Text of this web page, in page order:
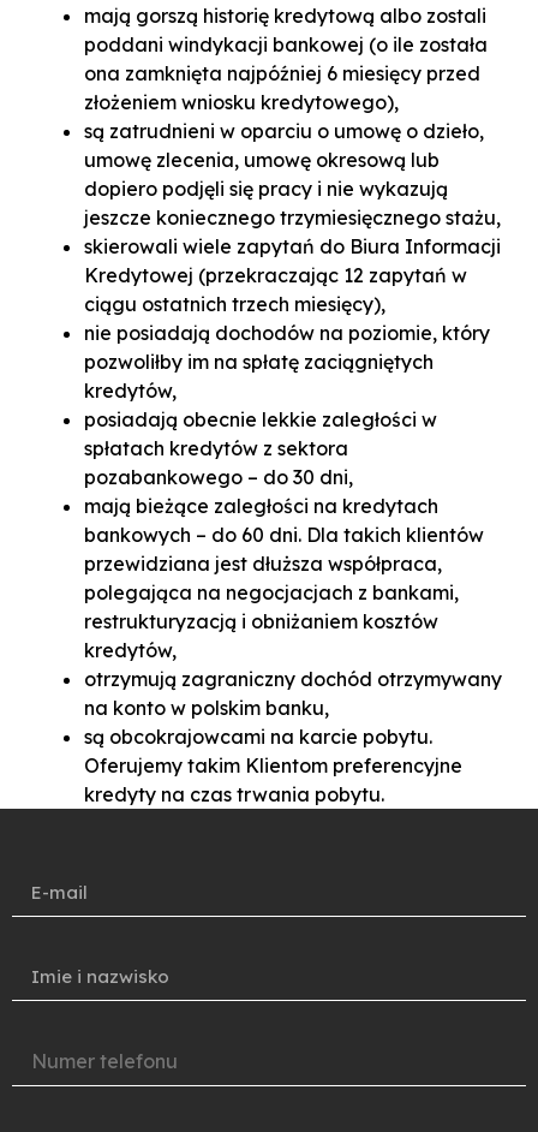
mają gorszą historię kredytową albo zostali
poddani windykacji bankowej (o ile została
ona zamknięta najpóźniej 6 miesięcy przed
złożeniem wniosku kredytowego),
są zatrudnieni w oparciu o umowę o dzieło,
umowę zlecenia, umowę okresową lub
dopiero podjęli się pracy i nie wykazują
jeszcze koniecznego trzymiesięcznego stażu,
skierowali wiele zapytań do Biura Informacji
Kredytowej (przekraczając 12 zapytań w
ciągu ostatnich trzech miesięcy),
nie posiadają dochodów na poziomie, który
pozwoliłby im na spłatę zaciągniętych
kredytów,
posiadają obecnie lekkie zaległości w
spłatach kredytów z sektora
pozabankowego – do 30 dni,
mają bieżące zaległości na kredytach
bankowych – do 60 dni. Dla takich klientów
przewidziana jest dłuższa współpraca,
polegająca na negocjacjach z bankami,
restrukturyzacją i obniżaniem kosztów
kredytów,
otrzymują zagraniczny dochód otrzymywany
na konto w polskim banku,
są obcokrajowcami na karcie pobytu.
Oferujemy takim Klientom preferencyjne
kredyty na czas trwania pobytu.